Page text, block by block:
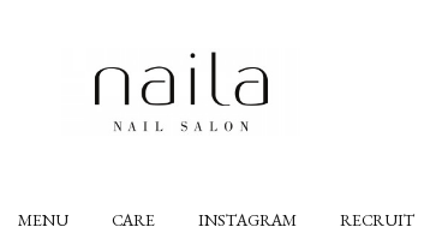
MENU CARE INSTAGRAM RECRUIT